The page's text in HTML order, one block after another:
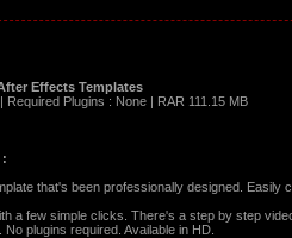
Effects Templates
Plugins : None | RAR 111.15 MB
:
that's been professionally designed. Easily
a few simple clicks. There's a step by step
plugins required. Available in HD.